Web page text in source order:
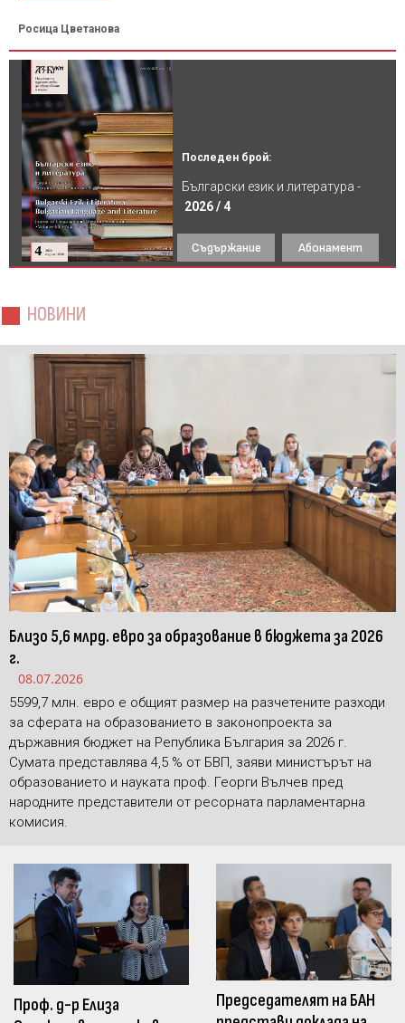
Росица Цветанова
Последен брой:
Български език и литература -
2026 / 4
Съдържание Абонамент
НОВИНИ
Близо 5,6 млрд. евро за образование в бюджета за 2026
г.
08.07.2026
5599,7 млн. евро е общият размер на разчетените разходи
за сферата на образованието в законопроекта за
държавния бюджет на Република България за 2026 г.
Сумата представлява 4,5 % от БВП, заяви министърът на
образованието и науката проф. Георги Вълчев пред
народните представители от ресорната парламентарна
комисия.
Проф. д-р Елиза
Председателят на БАН